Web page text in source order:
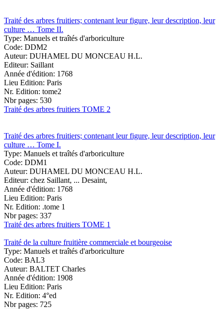
Traité des arbres fruitiers; contenant leur figure, leur description, leur
culture … Tome II.
Type: Manuels et traîtés d'arboriculture
Code: DDM2
Auteur: DUHAMEL DU MONCEAU H.L.
Editeur: Saillant
Année d'édition: 1768
Lieu Edition: Paris
Nr. Edition: tome2
Nbr pages: 530
Traité des arbres fruitiers TOME 2
Traité des arbres fruitiers; contenant leur figure, leur description, leur
culture … Tome I.
Type: Manuels et traîtés d'arboriculture
Code: DDM1
Auteur: DUHAMEL DU MONCEAU H.L.
Editeur: chez Saillant, ... Desaint,
Année d'édition: 1768
Lieu Edition: Paris
Nr. Edition: .tome 1
Nbr pages: 337
Traité des arbres fruitiers TOME 1
Traité de la culture fruitière commerciale et bourgeoise
Type: Manuels et traîtés d'arboriculture
Code: BAL3
Auteur: BALTET Charles
Année d'édition: 1908
Lieu Edition: Paris
Nr. Edition: 4°ed
Nbr pages: 725